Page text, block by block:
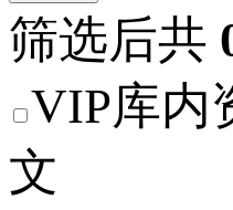
筛选后共
VIP库内
文